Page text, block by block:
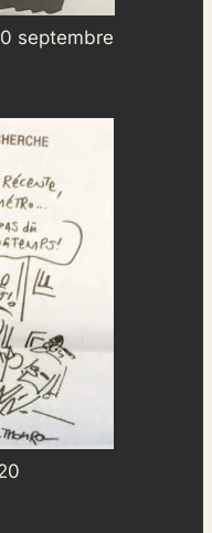
septembre